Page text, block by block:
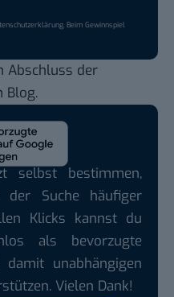
. Beim Gewinnspiel
Abschluss der
Blog.
selbst bestimmen,
Suche häufiger
Klicks kannst du
als bevorzugte
unabhängigen
Vielen Dank!